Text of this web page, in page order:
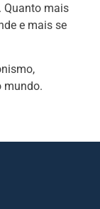
Quanto mais
e mais se
mundo.